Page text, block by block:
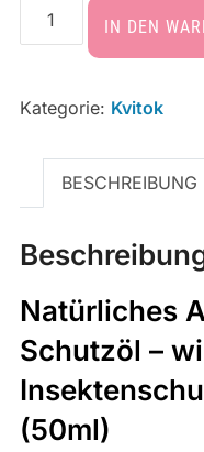
IN DEN
Kategorie: Kvitok
BESCHREIBUNG
Natürliches
Schutzöl –
(50ml)